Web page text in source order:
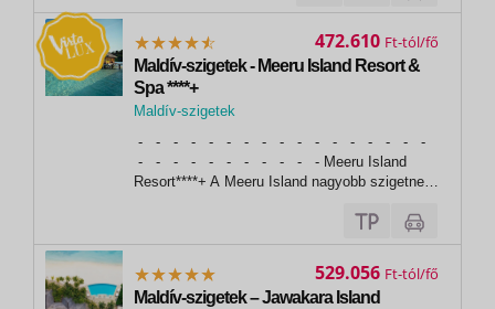
levonásra kerül,- további kedvezményekkel
Maldív-szigetek - Meeru Island Resort &
Spa ****+
Maldív-szigetek
- - - - - - - - - - - - - - - - -
- - - - - - - - - - - Meeru Island
Resort****+ A Meeru Island nagyobb szigetnek
szélességével. A kókuszpálmákkal és
vakítóan fehér homokkal borított,
472.610 Ft
Maldív-szigetek – Jawakara Island
529.056 Ft